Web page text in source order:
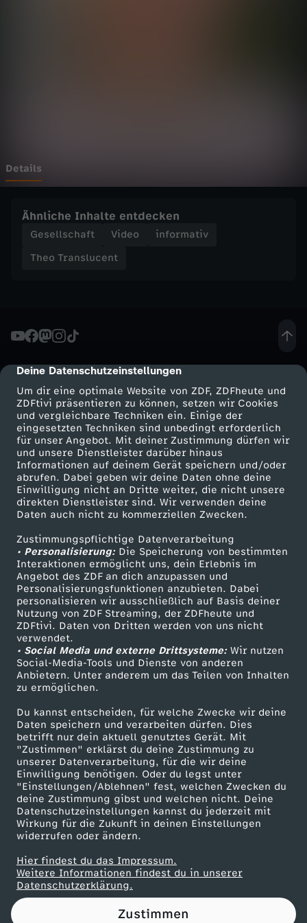
cmp-dialog-description
Deine Datenschutzeinstellungen
Um dir eine optimale Website von ZDF, ZDFheute und
ZDFtivi präsentieren zu können, setzen wir Cookies
und vergleichbare Techniken ein. Einige der
eingesetzten Techniken sind unbedingt erforderlich
für unser Angebot. Mit deiner Zustimmung dürfen wir
und unsere Dienstleister darüber hinaus
Informationen auf deinem Gerät speichern und/oder
abrufen. Dabei geben wir deine Daten ohne deine
Einwilligung nicht an Dritte weiter, die nicht unsere
direkten Dienstleister sind. Wir verwenden deine
Daten auch nicht zu kommerziellen Zwecken.
Zustimmungspflichtige Datenverarbeitung
• Personalisierung:Die Speicherung von bestimmten
Interaktionen ermöglicht uns, dein Erlebnis im
Angebot des ZDF an dich anzupassen und
Personalisierungsfunktionen anzubieten. Dabei
personalisieren wir ausschließlich auf Basis deiner
Nutzung von ZDF Streaming, der ZDFheute und
ZDFtivi. Daten von Dritten werden von uns nicht
verwendet.
• Social Media und externe Drittsysteme:Wir nutzen
Social-Media-Tools und Dienste von anderen
Anbietern. Unter anderem um das Teilen von Inhalten
zu ermöglichen.
Du kannst entscheiden, für welche Zwecke wir deine
Daten speichern und verarbeiten dürfen. Dies
betrifft nur dein aktuell genutztes Gerät. Mit
"Zustimmen" erklärst du deine Zustimmung zu
unserer Datenverarbeitung, für die wir deine
Einwilligung benötigen. Oder du legst unter
"Einstellungen/Ablehnen" fest, welchen Zwecken du
deine Zustimmung gibst und welchen nicht. Deine
Datenschutzeinstellungen kannst du jederzeit mit
Wirkung für die Zukunft in deinen Einstellungen
widerrufen oder ändern.
Hier findest du das Impressum.
Weitere Informationen findest du in unserer
Datenschutzerklärung.
Zustimmen
e
t
i
e
V
I
E
L
U
n
t
e
r
s
c
h
i
e
d
m
Details
Ähnliche Inhalte entdecken
Gesellschaft Video
informativ
Theo Translucent
Mehr ZDF
ZDF-Apps
Smart TV
ZDFtext
Livestreams
Sendungen A-Z
TV-Programm
Service
ZDFmitreden
Kontakt zum ZDF
Tickets
Zuschauerservice
Hilfe
ZDF Unternehmen
Karriere
ZDF goes Schule
Werbefernsehen
Mainzelmännchen
Partner